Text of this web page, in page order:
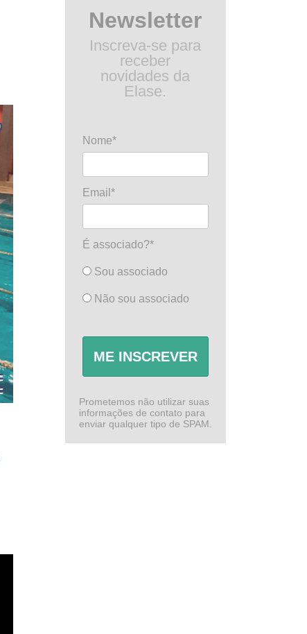
Newsletter
Inscreva-se para
receber
novidades da
Elase.
Nome*
Email*
É associado?*
Sou associado
Não sou associado
ME INSCREVER
Prometemos não utilizar suas
informações de contato para
enviar qualquer tipo de SPAM.